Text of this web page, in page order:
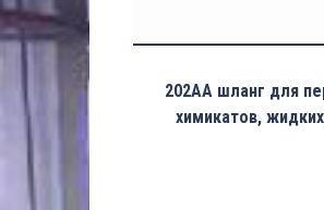
202AA шланг для
химикатов,